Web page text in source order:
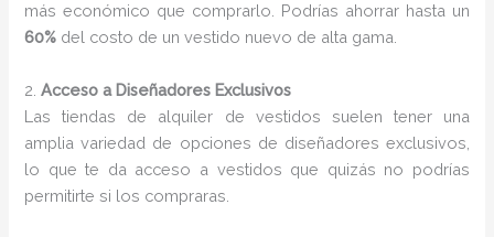
más económico que comprarlo. Podrías ahorrar hasta un
60% del costo de un vestido nuevo de alta gama.
2.Acceso a Diseñadores Exclusivos
Las tiendas de alquiler de vestidos suelen tener una
amplia variedad de opciones de diseñadores exclusivos,
lo que te da acceso a vestidos que quizás no podrías
permitirte si los compraras.